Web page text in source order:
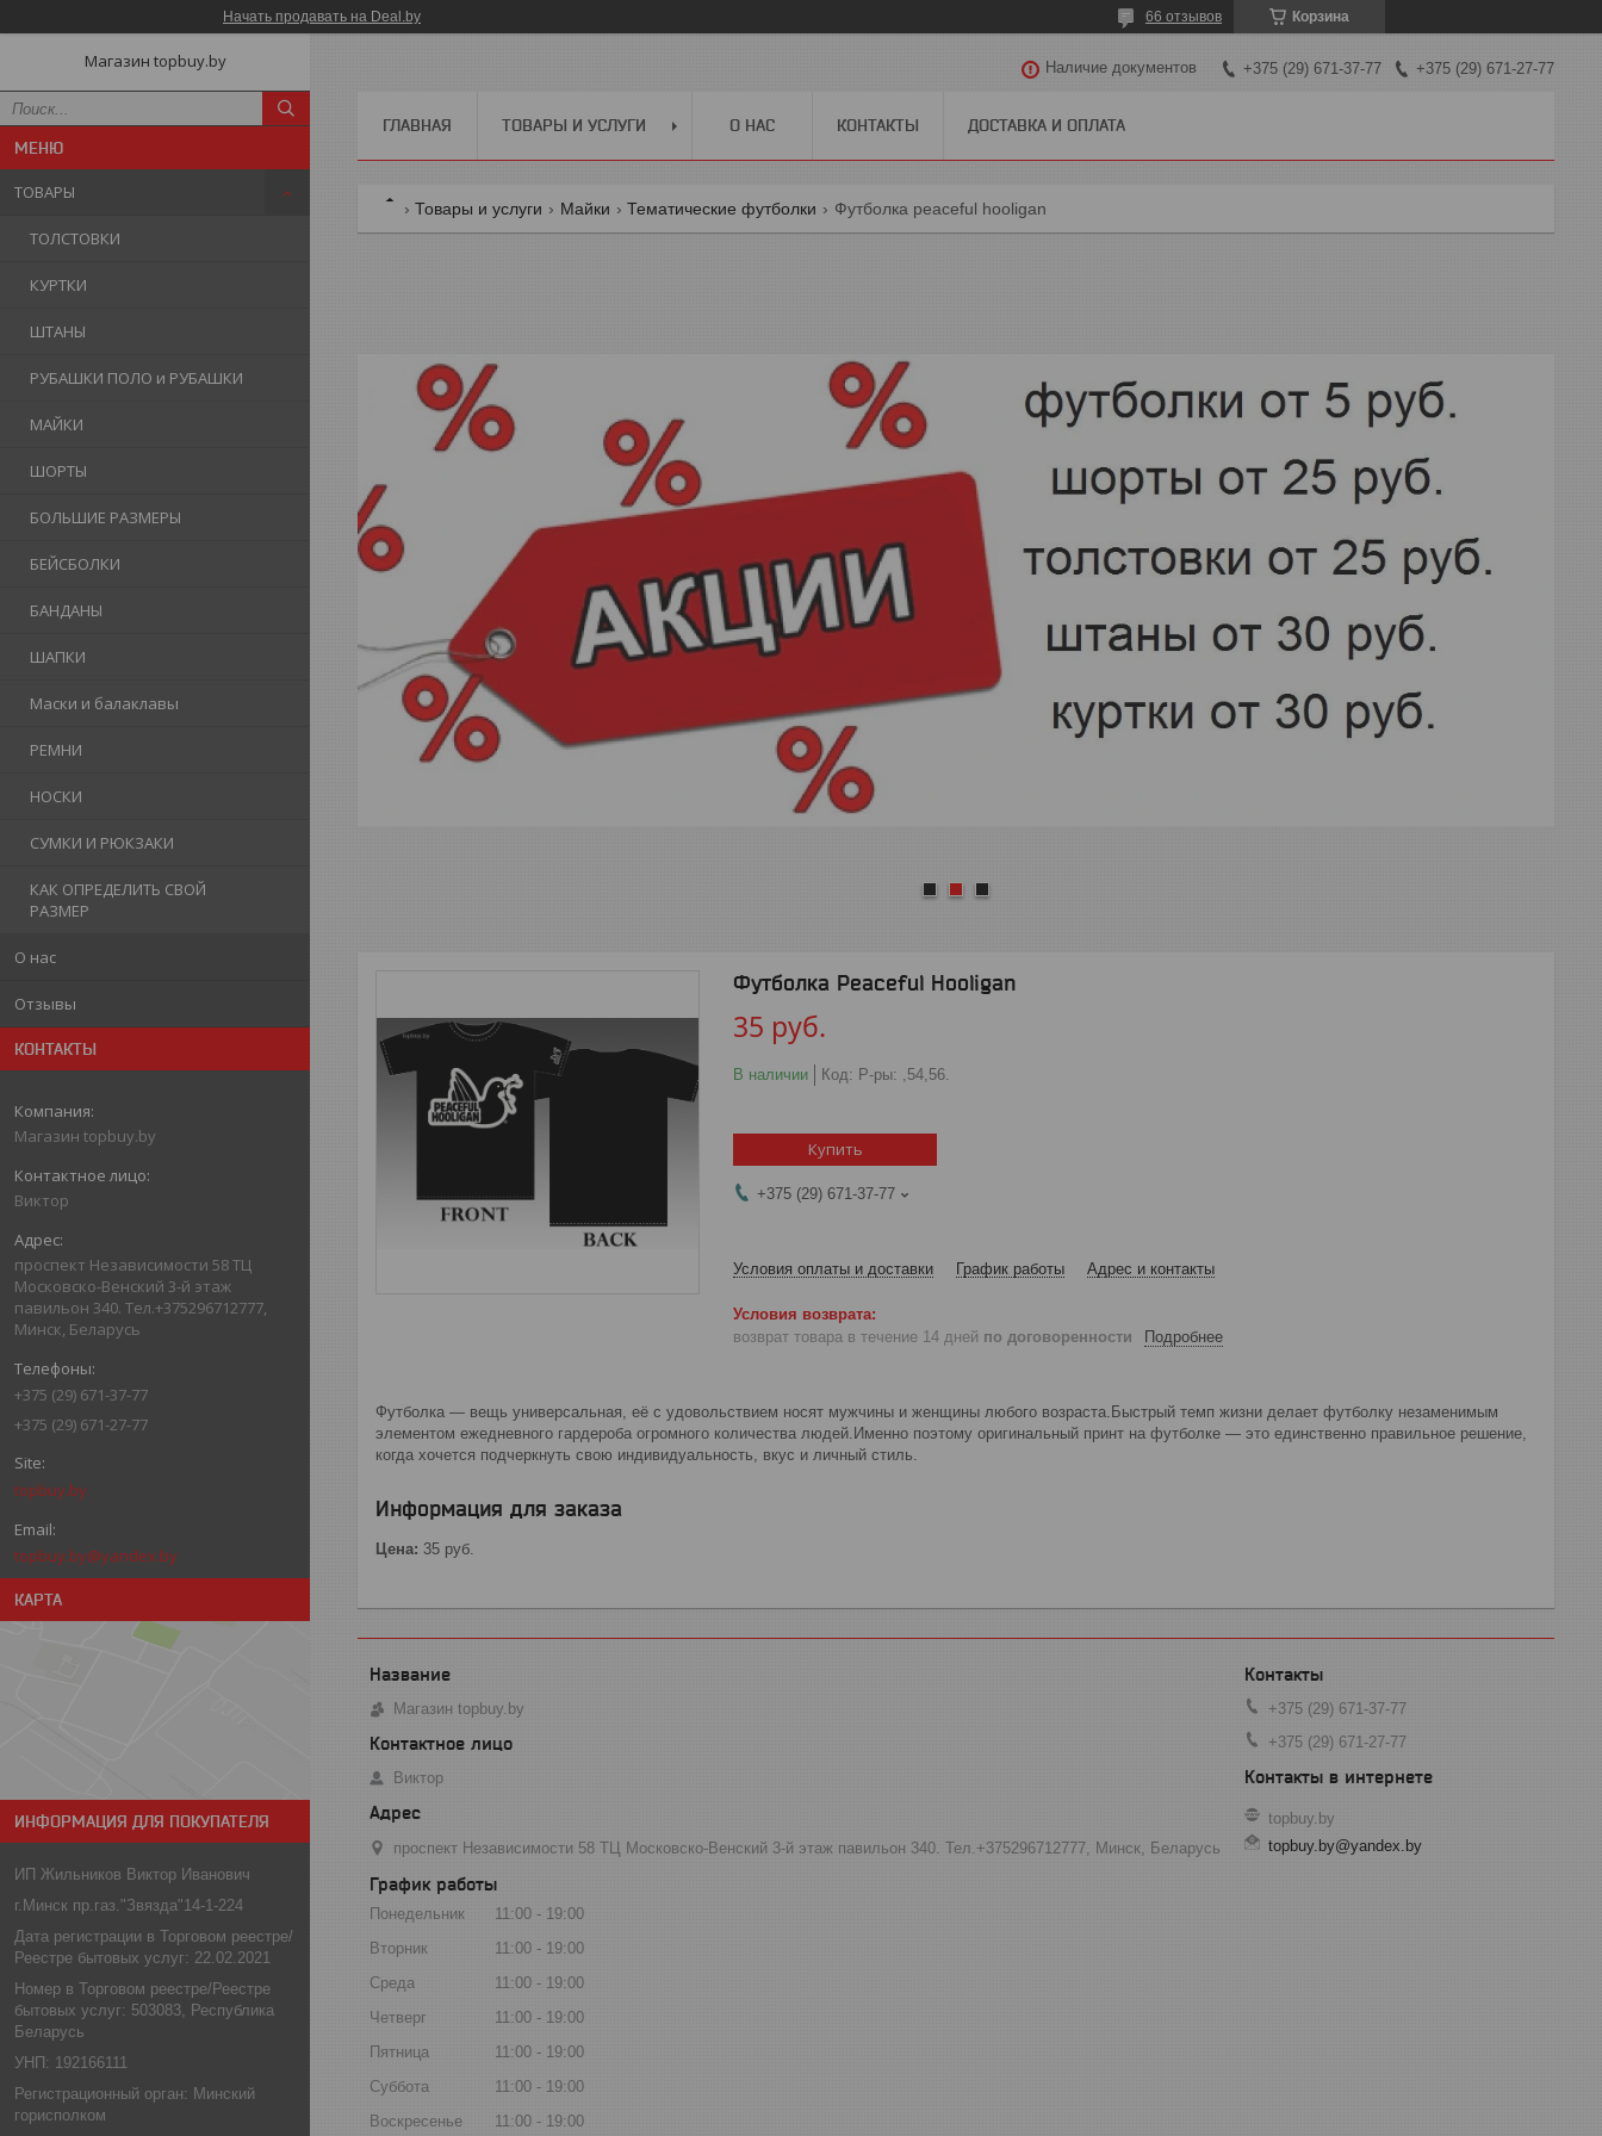
Начать продавать на Deal.by Корзина
66 отзывов
Магазин topbuy.by
ТОВАРЫ
ТОЛСТОВКИ
КУРТКИ
ШТАНЫ
РУБАШКИ ПОЛО и РУБАШКИ
МАЙКИ
ШОРТЫ
БОЛЬШИЕ РАЗМЕРЫ
БЕЙСБОЛКИ
БАНДАНЫ
ШАПКИ
Маски и балаклавы
РЕМНИ
НОСКИ
СУМКИ И РЮКЗАКИ
КАК ОПРЕДЕЛИТЬ СВОЙ
РАЗМЕР
О нас
Отзывы
КОНТАКТЫ
Магазин topbuy.by
Виктор
проспект Независимости 58 ТЦ
Московско-Венский 3-й этаж
павильон 340. Тел.+375296712777,
Минск, Беларусь
+375 (29) 671-37-77
+375 (29) 671-27-77
topbuy.by
topbuy.by@yandex.by
КАРТА
ИНФОРМАЦИЯ ДЛЯ ПОКУПАТЕЛЯ
ИП Жильников Виктор Иванович
г.Минск пр.газ."Звязда"14-1-224
Дата регистрации в Торговом реестре/
Реестре бытовых услуг: 22.02.2021
Номер в Торговом реестре/Реестре
бытовых услуг: 503083, Республика
Беларусь
УНП: 192166111
Регистрационный орган: Минский
горисполком
Наличие документов +375 (29) 671-37-77 +375 (29) 671-27-77
ГЛАВНАЯ ТОВАРЫ И УСЛУГИ О НАС КОНТАКТЫ ДОСТАВКА И ОПЛАТА
Товары и услуги Майки Тематические футболки Футболка peaceful hooligan
Футболка Peaceful Hooligan
35 руб.
В наличии Код: Р-ры: ,54,56.
Купить
+375 (29) 671-37-77
Условия оплаты и доставки График работы Адрес и контакты
возврат товара в течение 14 дней по договоренности Подробнее
Футболка — вещь универсальная, её с удовольствием носят мужчины и женщины любого возраста.Быстрый темп жизни делает футболку незаменимым
элементом ежедневного гардероба огромного количества людей.Именно поэтому оригинальный принт на футболке — это единственно правильное решение,
когда хочется подчеркнуть свою индивидуальность, вкус и личный стиль.
Информация для заказа
Цена: 35 руб.
Магазин topbuy.by
Виктор
проспект Независимости 58 ТЦ Московско-Венский 3-й этаж павильон 340. Тел.+375296712777, Минск, Беларусь
+375 (29) 671-37-77
+375 (29) 671-27-77
topbuy.by
topbuy.by@yandex.by
График работы
Понедельник 11:00
19:00
Вторник
11:00
19:00
Среда
11:00
19:00
Четверг
11:00
19:00
Пятница
11:00
19:00
Суббота
11:00
19:00
Воскресенье
11:00 19:00